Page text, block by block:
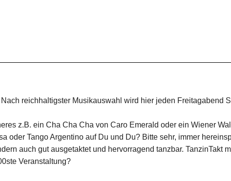
reichhaltigster Musikauswahl wird hier jeden Freitagabend
z.B. ein Cha Cha Cha von Caro Emerald oder ein Wiener
Tango Argentino auf Du und Du? Bitte sehr, immer
auch gut ausgetaktet und hervorragend tanzbar. TanzinTakt
Veranstaltung?